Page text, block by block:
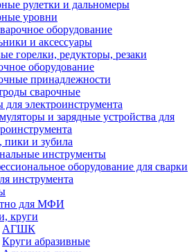
рулетки и дальномеры
уровни
оборудование
и аксессуары
горелки, редукторы, резаки
оборудование
принадлежности
сварочные
для электроинструмента
и зарядные устройства для
пики и зубила
инструменты
оборудование для сварки
инструмента
для МФИ
круги
АГШК
Круги абразивные